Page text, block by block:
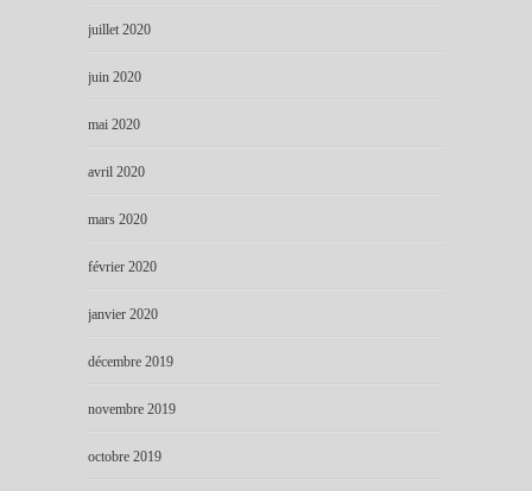
juillet 2020
juin 2020
mai 2020
avril 2020
mars 2020
février 2020
janvier 2020
décembre 2019
novembre 2019
octobre 2019